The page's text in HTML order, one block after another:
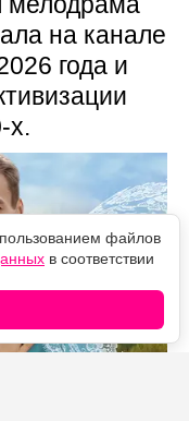
на канале
года и
х.
файлов
в соответствии